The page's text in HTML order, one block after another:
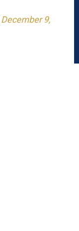
December 9,